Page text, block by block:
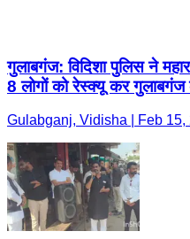
गुलाबगंज: विदिशा पुलिस ने
8 लोगों को रेस्क्यू कर
Gulabganj, Vidisha | Feb 15,